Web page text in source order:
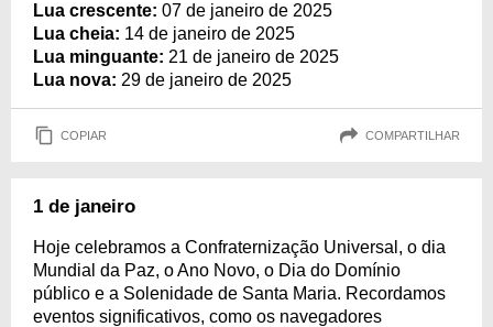
Lua crescente: 07 de janeiro de 2025
Lua cheia: 14 de janeiro de 2025
Lua minguante: 21 de janeiro de 2025
Lua nova: 29 de janeiro de 2025
COPIAR COMPARTILHAR
1 de janeiro
Hoje celebramos a Confraternização Universal, o dia
Mundial da Paz, o Ano Novo, o Dia do Domínio
público e a Solenidade de Santa Maria. Recordamos
eventos significativos, como os navegadores